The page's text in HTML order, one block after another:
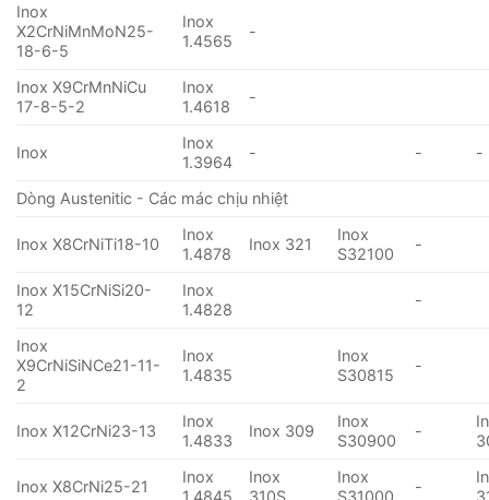
Inox
X2CrNiMnMoN25-
18-6-5
Inox
1.4565
-
Inox X9CrMnNiCu
17-8-5-2
Inox
1.4618
-
Inox
Inox
1.3964
- - -
Dòng Austenitic - Các mác chịu nhiệt
Inox X8CrNiTi18-10
Inox
1.4878
Inox 321
Inox
S32100
-
Inox X15CrNiSi20-
12
Inox
1.4828
-
Inox
X9CrNiSiNCe21-11-
2
Inox
1.4835
Inox
S30815
-
Inox X12CrNi23-13
Inox
1.4833
Inox 309
Inox
S30900
-
Inox X8CrNi25-21
Inox
1.4845
Inox
310S
Inox
S31000
-